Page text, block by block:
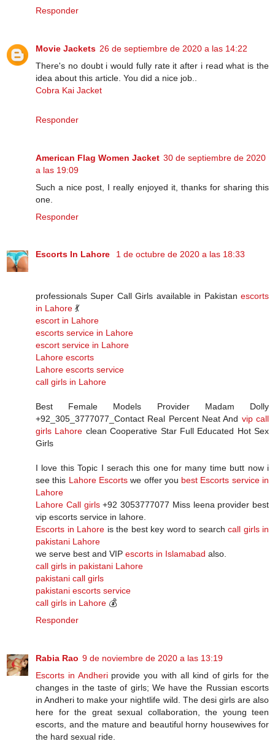
Responder
Movie Jackets 26 de septiembre de 2020 a las 14:22
There's no doubt i would fully rate it after i read what is the
idea about this article. You did a nice job..
Cobra Kai Jacket
Responder
American Flag Women Jacket 30 de septiembre de 2020
a las 19:09
Such a nice post, I really enjoyed it, thanks for sharing this
one.
Responder
Escorts In Lahore 1 de octubre de 2020 a las 18:33
professionals Super Call Girls available in Pakistan escorts
in Lahore 💃
escort in Lahore
escorts service in Lahore
escort service in Lahore
Lahore escorts
Lahore escorts service
call girls in Lahore
Best Female Models Provider Madam Dolly
+92_305_3777077_Contact Real Percent Neat And vip call
girls Lahore clean Cooperative Star Full Educated Hot Sex
Girls
I love this Topic I serach this one for many time butt now i
see this Lahore Escortswe offer you best Escorts service in
Lahore
Lahore Call girls+92 3053777077 Miss leena provider best
vip escorts service in lahore.
Escorts in Lahore is the best key word to search call girls in
pakistani Lahore
we serve best and VIP escorts in Islamabad also.
call girls in pakistani Lahore
pakistani call girls
pakistani escorts service
call girls in Lahore 💰
Responder
Rabia Rao 9 de noviembre de 2020 a las 13:19
Escorts in Andheriprovide you with all kind of girls for the
changes in the taste of girls; We have the Russian escorts
in Andheri to make your nightlife wild. The desi girls are also
here for the great sexual collaboration, the young teen
escorts, and the mature and beautiful horny housewives for
the hard sexual ride.